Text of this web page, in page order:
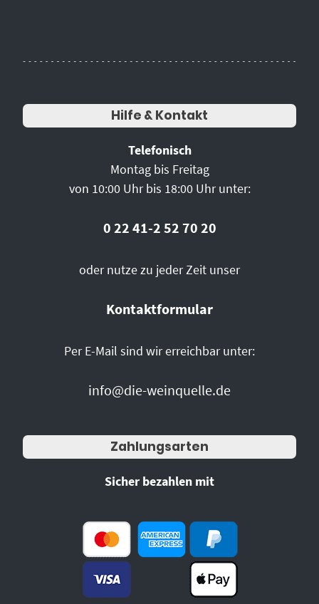
Hilfe & Kontakt
Telefonisch
Montag bis Freitag
von 10:00 Uhr bis 18:00 Uhr unter:
0 22 41-2 52 70 20
oder nutze zu jeder Zeit unser
Kontaktformular
Per E-Mail sind wir erreichbar unter:
info@die-weinquelle.de
Zahlungsarten
Sicher bezahlen mit